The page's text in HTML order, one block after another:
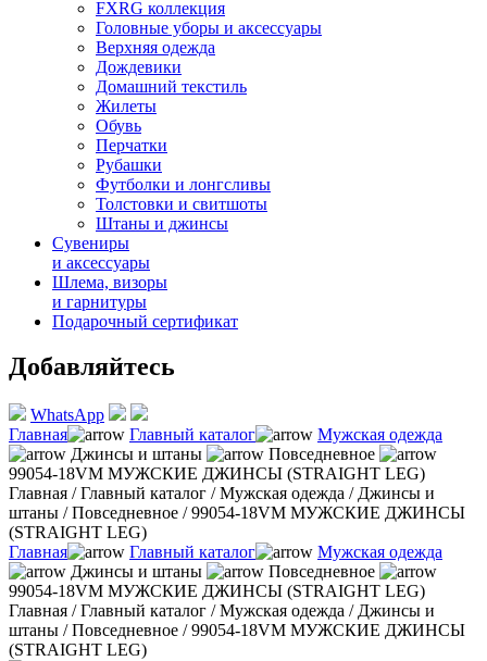
FXRG коллекция
Головные уборы и аксессуары
Верхняя одежда
Дождевики
Домашний текстиль
Жилеты
Обувь
Перчатки
Рубашки
Футболки и лонгсливы
Толстовки и свитшоты
Штаны и джинсы
Сувениры
и аксессуары
Шлема, визоры
и гарнитуры
Подарочный сертификат
Добавляйтесь
WhatsApp
Главная
Главный каталог
Мужская одежда
Джинсы и штаны
Повседневное
99054-18VM МУЖСКИЕ ДЖИНСЫ (STRAIGHT LEG)
Главная /Главный каталог /Мужская одежда / Джинсы и
штаны /Повседневное /99054-18VM МУЖСКИЕ ДЖИНСЫ
(STRAIGHT LEG)
Главная
Главный каталог
Мужская одежда
Джинсы и штаны
Повседневное
99054-18VM МУЖСКИЕ ДЖИНСЫ (STRAIGHT LEG)
Главная /Главный каталог /Мужская одежда / Джинсы и
штаны /Повседневное /99054-18VM МУЖСКИЕ ДЖИНСЫ
(STRAIGHT LEG)